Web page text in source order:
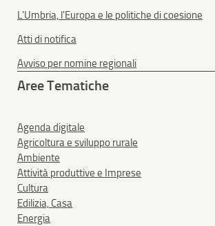
L'Umbria, l'Europa e le politiche di coesione
Atti di notifica
Avviso per nomine regionali
Aree Tematiche
Agenda digitale
Agricoltura e sviluppo rurale
Ambiente
Attività produttive e Imprese
Cultura
Edilizia, Casa
Energia